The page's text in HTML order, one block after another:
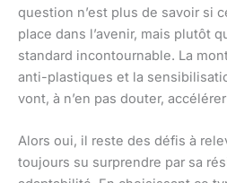
question n’est plus de savoir si
place dans l’avenir, mais plutôt
standard incontournable. La
anti-plastiques et la
vont, à n’en pas douter,
Alors oui, il reste des défis à
toujours su surprendre par sa